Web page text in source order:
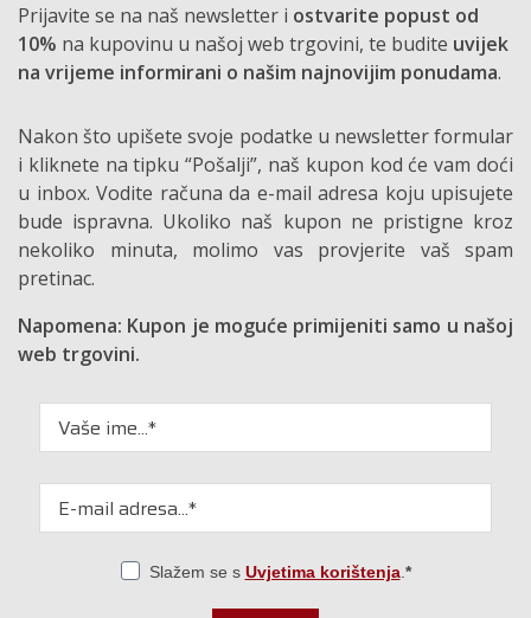
Prijavite se na naš newsletter i ostvarite popust od
10% na kupovinu u našoj web trgovini, te budite uvijek
na vrijeme informirani o našim najnovijim ponudama.
Nakon što upišete svoje podatke u newsletter formular
i kliknete na tipku “Pošalji”, naš kupon kod će vam doći
u inbox. Vodite računa da e-mail adresa koju upisujete
bude ispravna. Ukoliko naš kupon ne pristigne kroz
nekoliko minuta, molimo vas provjerite vaš spam
pretinac.
Napomena: Kupon je moguće primijeniti samo u našoj
web trgovini.
Slažem se s Uvjetima korištenja.